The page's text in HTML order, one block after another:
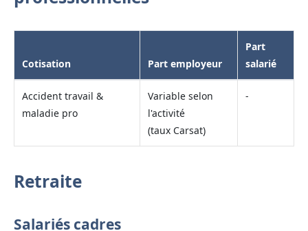
Cotisation Part employeur
Part
salarié
Accident travail &
maladie pro
Variable selon
l'activité
(taux Carsat)
-
Retraite
Salariés cadres